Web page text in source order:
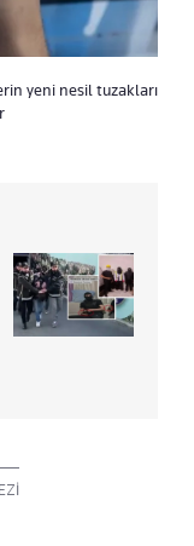
yeni nesil tuzakları